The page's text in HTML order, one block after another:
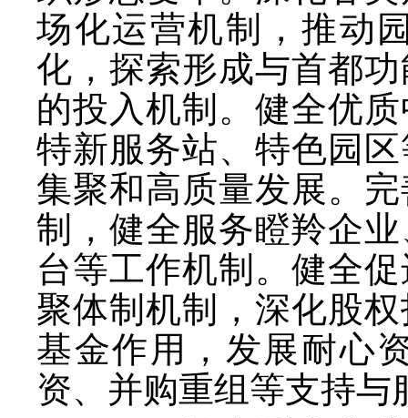
场化运营机制，推动
化，探索形成与首都
的投入机制。健全优
特新服务站、特色园
集聚和高质量发展。
制，健全服务瞪羚企
台等工作机制。健全
聚体制机制，深化股
基金作用，发展耐心
资、并购重组等支持与